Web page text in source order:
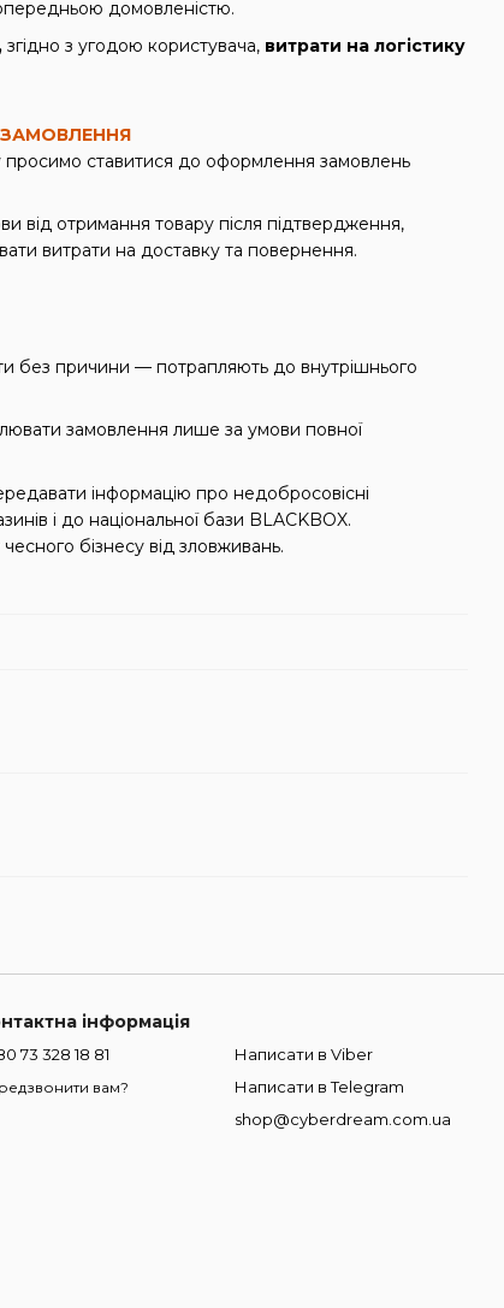
домовленістю.
згідно з угодою користувача, витрати на логістику
ЗАМОВЛЕННЯ
просимо ставитися до оформлення замовлень
від отримання товару після підтвердження,
витрати на доставку та повернення.
без причини — потрапляють до внутрішнього
замовлення лише за умови повної
інформацію про недобросовісні
і до національної бази BLACKBOX.
бізнесу від зловживань.
інформація
73 328 18 81
вам?
Написати в Viber
Написати в Telegram
shop@cyberdream.com.ua